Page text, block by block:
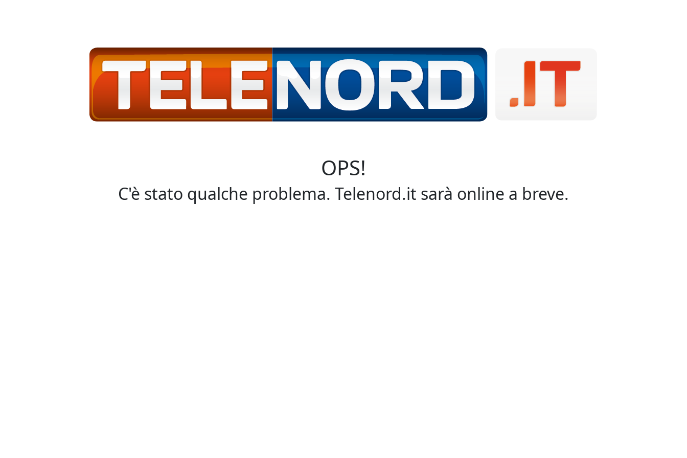
OPS!
C'è stato qualche problema. Telenord.it sarà online a breve.